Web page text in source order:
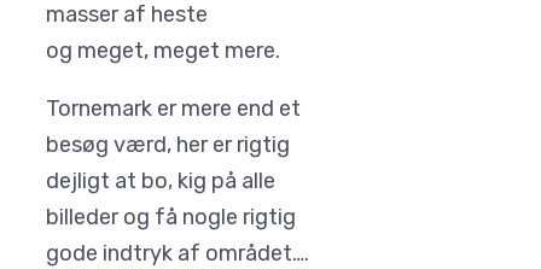
masser af heste
og meget, meget mere.
Tornemark er mere end et
besøg værd, her er rigtig
dejligt at bo, kig på alle
billeder og få nogle rigtig
gode indtryk af området….